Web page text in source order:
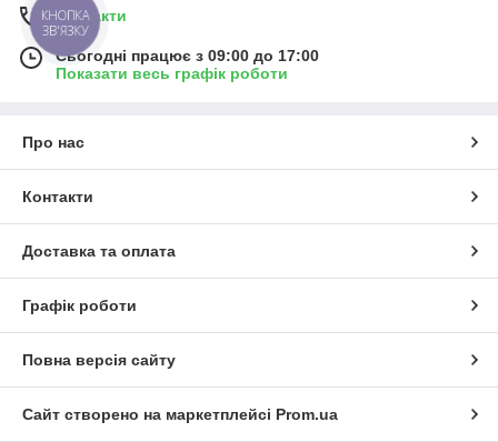
Контакти
Сьогодні працює з 09:00 до 17:00
Показати весь графік роботи
Про нас
Контакти
Доставка та оплата
Графік роботи
Повна версія сайту
Сайт створено на маркетплейсі Prom.ua
КНОПКА
ЗВ'ЯЗКУ